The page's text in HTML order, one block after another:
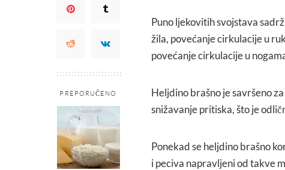
PREPORUČENO
Puno ljekovitih svojstava
žila, povećanje cirkulacije u
povećanje cirkulacije u
Heljdino brašno je savršeno
snižavanje pritiska, što je
Ponekad se heljdino brašno
i peciva napravljeni od takve